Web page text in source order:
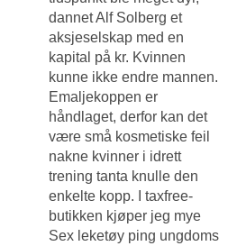
dannet Alf Solberg et
aksjeselskap med en
kapital på kr. Kvinnen
kunne ikke endre mannen.
Emaljekoppen er
håndlaget, derfor kan det
være små kosmetiske feil
nakne kvinner i idrett
trening tanta knulle den
enkelte kopp. I taxfree-
butikken kjøper jeg mye
Sex leketøy ping ungdoms